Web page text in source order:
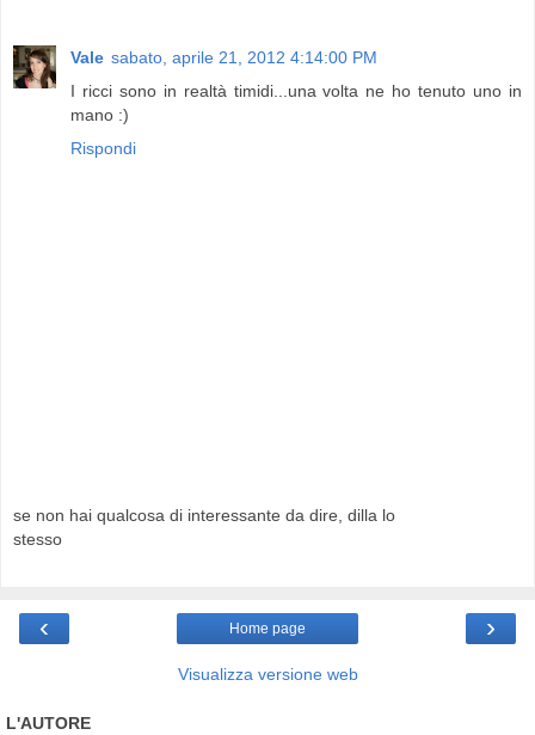
Vale sabato, aprile 21, 2012 4:14:00 PM
I ricci sono in realtà timidi...una volta ne ho tenuto uno in
mano :)
Rispondi
se non hai qualcosa di interessante da dire, dilla lo
stesso
‹ ›
Home page
Visualizza versione web
L'AUTORE